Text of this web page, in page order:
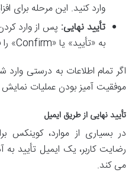
وارد کنید. این مرحله برای
تأیید نهایی: پس از وارد
به «تأیید» یا «Confirm» را فشار دهید.
اگر تمام اطلاعات به درستی
موفقیت آمیز بودن عملیات
تأیید نهایی از طریق ایمیل
در بسیاری از موارد، کوینکس
رضایت کاربر، یک ایمیل تأیید
می کند.